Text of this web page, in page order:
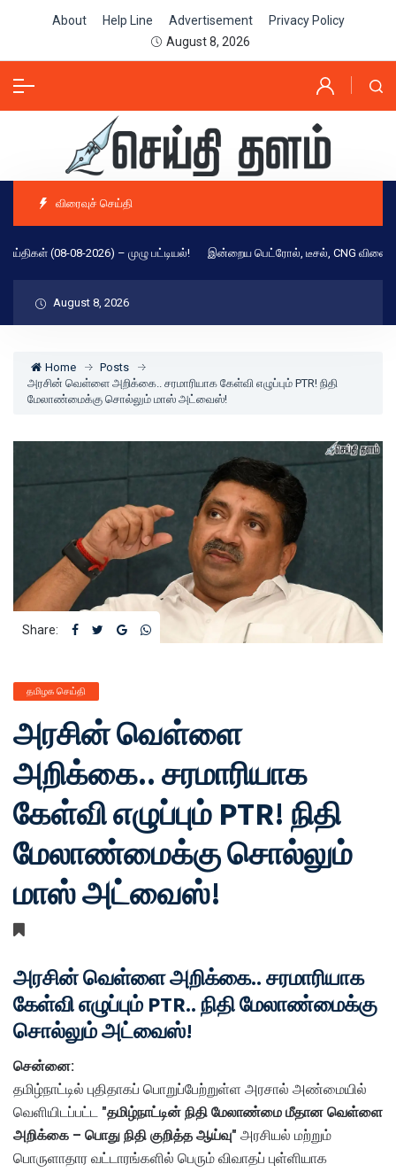
About Help Line Advertisement
Privacy Policy
August 8, 2026
விரைவுச் செய்தி
(08-08-2026) – முழு பட்டியல்! இன்றைய பெட்ரோல், டீசல், CNG விலை
August 8, 2026
Home
Posts
அரசின் வெள்ளை அறிக்கை.. சரமாரியாக கேள்வி எழுப்பும் PTR! நிதி
மேலாண்மைக்கு சொல்லும் மாஸ் அட்வைஸ்!
Share:
தமிழக செய்தி
அரசின் வெள்ளை
அறிக்கை.. சரமாரியாக
கேள்வி எழுப்பும் PTR! நிதி
மேலாண்மைக்கு சொல்லும்
மாஸ் அட்வைஸ்!
அரசின் வெள்ளை அறிக்கை.. சரமாரியாக
கேள்வி எழுப்பும் PTR.. நிதி மேலாண்மைக்கு
சொல்லும் அட்வைஸ்!
சென்னை:
தமிழ்நாட்டில் புதிதாகப் பொறுப்பேற்றுள்ள அரசால் அண்மையில்
வெளியிடப்பட்ட "தமிழ்நாட்டின் நிதி மேலாண்மை மீதான வெள்ளை
அறிக்கை – பொது நிதி குறித்த ஆய்வு" அரசியல் மற்றும்
பொருளாதார வட்டாரங்களில் பெரும் விவாதப் புள்ளியாக